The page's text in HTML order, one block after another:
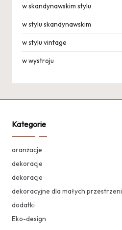
w skandynawskim stylu
w stylu skandynawskim
w stylu vintage
w wystroju
Kategorie
aranżacje
dekoracje
dekoracje
dekoracyjne dla małych przestrzeni
dodatki
Eko-design